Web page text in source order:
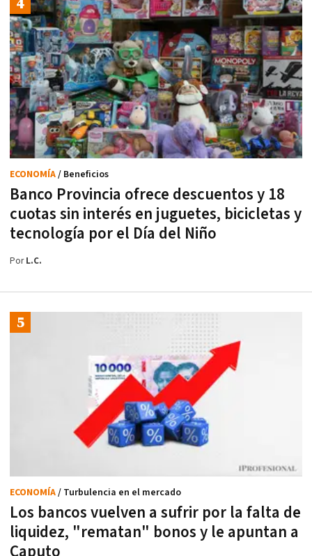
Banco Provincia ofrece descuentos y 18
cuotas sin interés en juguetes, bicicletas y
tecnología por el Día del Niño
ECONOMÍA/ Beneficios
PorL.C.
Los bancos vuelven a sufrir por la falta de
liquidez, "rematan" bonos y le apuntan a
ECONOMÍA/ Turbulencia en el mercado